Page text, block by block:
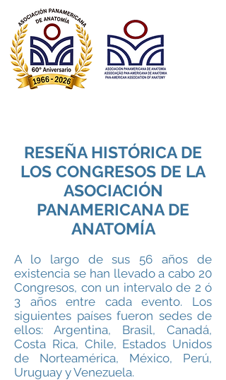
RESEÑA HISTÓRICA DE
LOS CONGRESOS DE LA
ASOCIACIÓN
PANAMERICANA DE
ANATOMÍA
A lo largo de sus 56 años de
existencia se han llevado a cabo 20
Congresos, con un intervalo de 2 ó
3 años entre cada evento. Los
siguientes países fueron sedes de
ellos: Argentina, Brasil, Canadá,
Costa Rica, Chile, Estados Unidos
de Norteamérica, México, Perú,
Uruguay y Venezuela.